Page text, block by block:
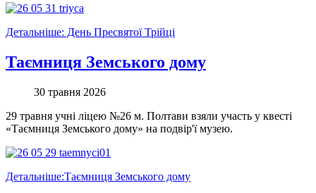
Детальніше: День Пресвятої Трійці
Таємниця Земського дому
30 травня 2026
29 травня учні ліцею №26 м. Полтави взяли участь у квесті
«Таємниця Земського дому» на подвір'ї музею.
Детальніше:Таємниця Земського дому